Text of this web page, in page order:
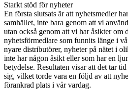
Starkt stöd för nyheter
En första slutsats är att nyhetsmedier
samhället, inte bara genom att vi
utan också genom att vi har åsikter om
nyhetsförmedlare som funnits länge i
nyare distributörer, nyheter på nätet i
inte har någon åsikt eller som har en
betydelse. Resultaten visar att det tar
sig, vilket torde vara en följd av att
förankrad plats i vår vardag.